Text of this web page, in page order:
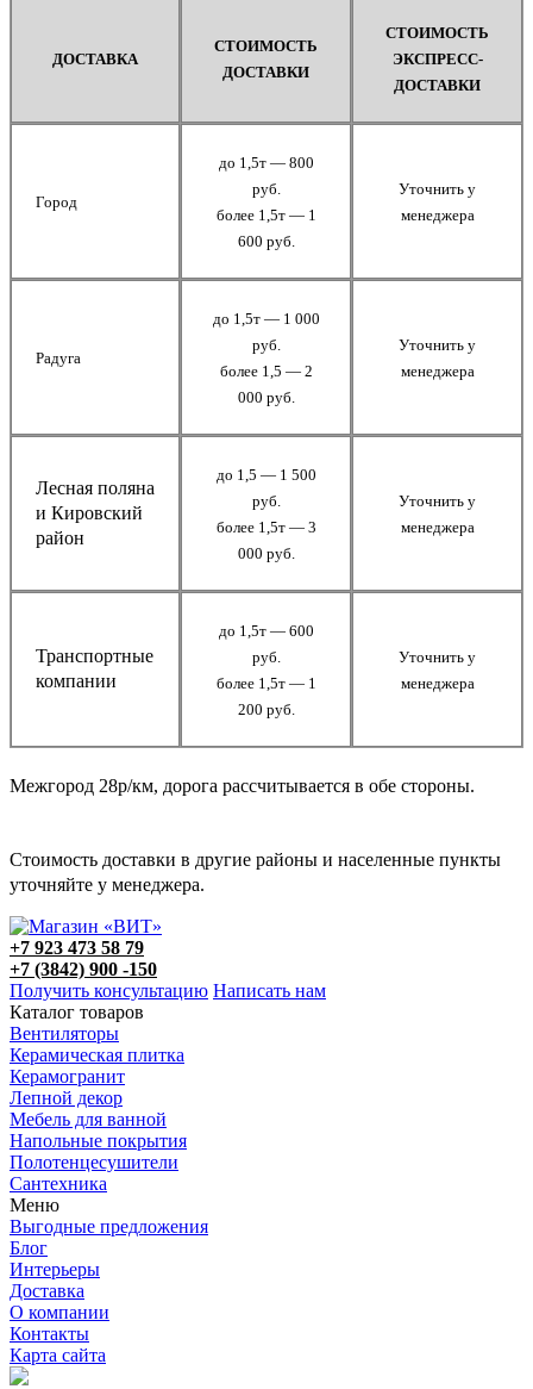
ДОСТАВКА
СТОИМОСТЬ
ДОСТАВКИ
СТОИМОСТЬ
ЭКСПРЕСС-
ДОСТАВКИ
Город
до 1,5т — 800
руб.
более 1,5т — 1
600 руб.
Уточнить у
менеджера
Радуга
до 1,5т — 1 000
руб.
более 1,5 — 2
000 руб.
Уточнить у
менеджера
Лесная поляна
и Кировский
район
до 1,5 — 1 500
руб.
более 1,5т — 3
000 руб.
Уточнить у
менеджера
Транспортные
компании
до 1,5т — 600
руб.
более 1,5т — 1
200 руб.
Уточнить у
менеджера
Межгород 28р/км, дорога рассчитывается в обе стороны.
Стоимость доставки в другие районы и населенные пункты
уточняйте у менеджера.
+7 923 473 58 79
+7 (3842) 900 -150
Получить консультацию Написать нам
Каталог товаров
Вентиляторы
Керамическая плитка
Керамогранит
Лепной декор
Мебель для ванной
Напольные покрытия
Полотенцесушители
Сантехника
Меню
Выгодные предложения
Блог
Интерьеры
Доставка
О компании
Контакты
Карта сайта